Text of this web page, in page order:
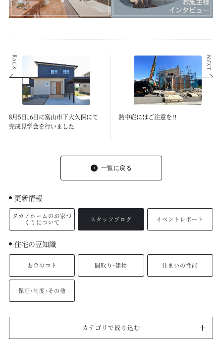
8月5日、6日に富山市下大久保にて
完成見学会を行いました
熱中症にはご注意を！！
一覧に戻る
更新情報
タカノホームのお家づ
くりについて
スタッフブログ イベントレポート
住宅の豆知識
お金のコト 間取り・建物 住まいの性能
保証・制度・その他
カテゴリで絞り込む